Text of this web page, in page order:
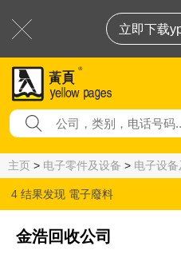
立即下载
主页 > 电子零件及设备 > 电子设
4 结果发现 電子廢料
金浩回收公司